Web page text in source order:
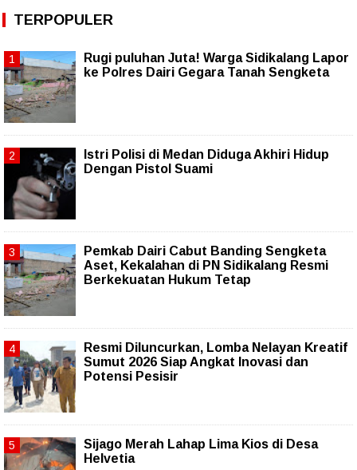
TERPOPULER
Rugi puluhan Juta! Warga Sidikalang Lapor
ke Polres Dairi Gegara Tanah Sengketa
Istri Polisi di Medan Diduga Akhiri Hidup
Dengan Pistol Suami
Pemkab Dairi Cabut Banding Sengketa
Aset, Kekalahan di PN Sidikalang Resmi
Berkekuatan Hukum Tetap
Resmi Diluncurkan, Lomba Nelayan Kreatif
Sumut 2026 Siap Angkat Inovasi dan
Potensi Pesisir
Sijago Merah Lahap Lima Kios di Desa
Helvetia